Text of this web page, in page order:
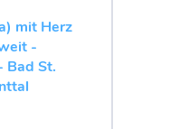
mit Herz
-
Bad St.